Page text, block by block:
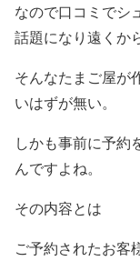
なので口コミでシ
話題になり遠くか
そんなたまご屋が
いはずが無い。
しかも事前に予約
んですよね。
その内容とは
ご予約されたお客